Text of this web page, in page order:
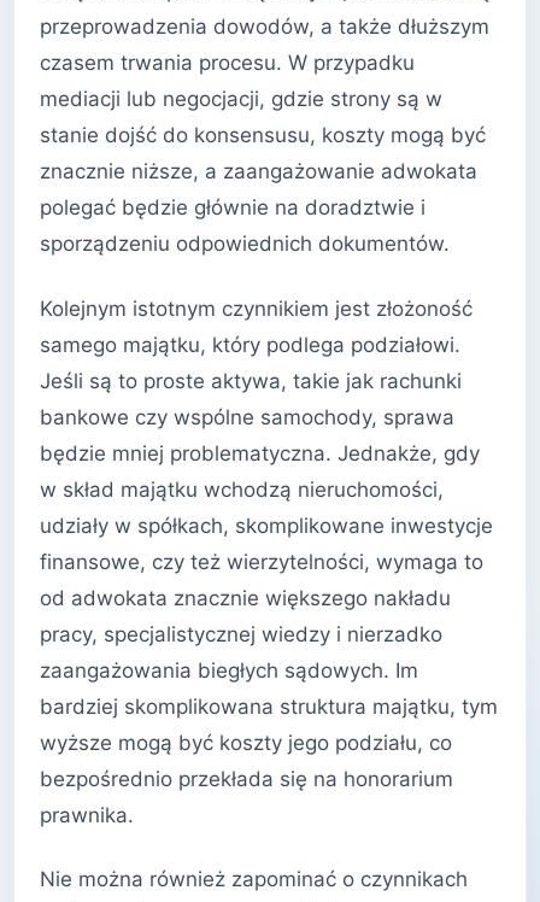
przeprowadzenia dowodów, a także dłuższym
czasem trwania procesu. W przypadku
mediacji lub negocjacji, gdzie strony są w
stanie dojść do konsensusu, koszty mogą być
znacznie niższe, a zaangażowanie adwokata
polegać będzie głównie na doradztwie i
sporządzeniu odpowiednich dokumentów.
Kolejnym istotnym czynnikiem jest złożoność
samego majątku, który podlega podziałowi.
Jeśli są to proste aktywa, takie jak rachunki
bankowe czy wspólne samochody, sprawa
będzie mniej problematyczna. Jednakże, gdy
w skład majątku wchodzą nieruchomości,
udziały w spółkach, skomplikowane inwestycje
finansowe, czy też wierzytelności, wymaga to
od adwokata znacznie większego nakładu
pracy, specjalistycznej wiedzy i nierzadko
zaangażowania biegłych sądowych. Im
bardziej skomplikowana struktura majątku, tym
wyższe mogą być koszty jego podziału, co
bezpośrednio przekłada się na honorarium
prawnika.
Nie można również zapominać o czynnikach